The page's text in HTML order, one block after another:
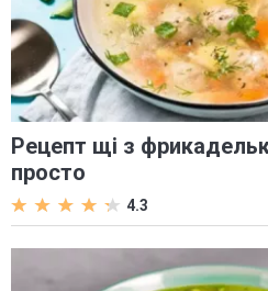
Рецепт щі з
просто
4.3